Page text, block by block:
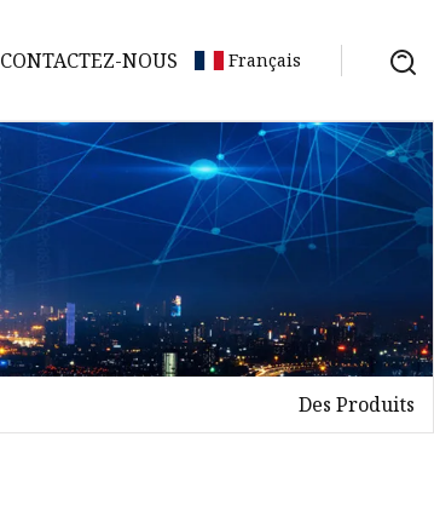
CONTACTEZ-NOUS Français
Des Produits